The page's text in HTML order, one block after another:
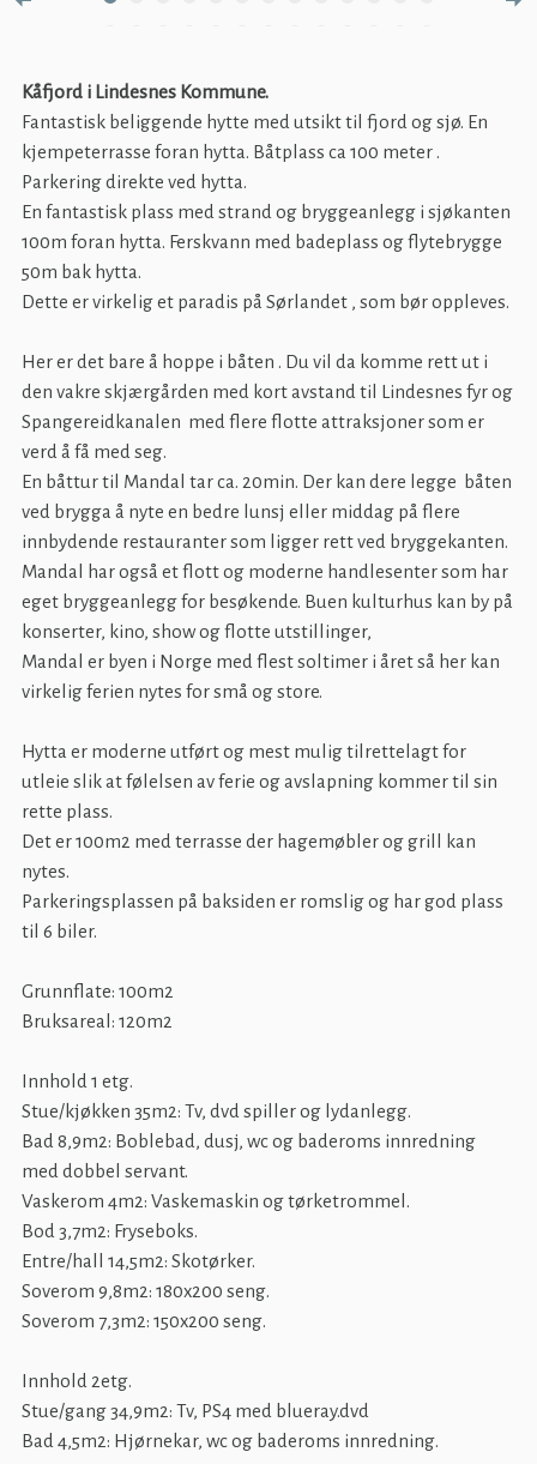
Kåfjord i Lindesnes Kommune.
Fantastisk beliggende hytte med utsikt til fjord og sjø. En
kjempeterrasse foran hytta. Båtplass ca 100 meter .
Parkering direkte ved hytta.
En fantastisk plass med strand og bryggeanlegg i sjøkanten
100m foran hytta. Ferskvann med badeplass og flytebrygge
50m bak hytta.
Dette er virkelig et paradis på Sørlandet , som bør oppleves.
Her er det bare å hoppe i båten . Du vil da komme rett ut i
den vakre skjærgården med kort avstand til Lindesnes fyr og
Spangereidkanalen med flere flotte attraksjoner som er
verd å få med seg.
En båttur til Mandal tar ca. 20min. Der kan dere legge båten
ved brygga å nyte en bedre lunsj eller middag på flere
innbydende restauranter som ligger rett ved bryggekanten.
Mandal har også et flott og moderne handlesenter som har
eget bryggeanlegg for besøkende. Buen kulturhus kan by på
konserter, kino, show og flotte utstillinger,
Mandal er byen i Norge med flest soltimer i året så her kan
virkelig ferien nytes for små og store.
Hytta er moderne utført og mest mulig tilrettelagt for
utleie slik at følelsen av ferie og avslapning kommer til sin
rette plass.
Det er 100m2 med terrasse der hagemøbler og grill kan
nytes.
Parkeringsplassen på baksiden er romslig og har god plass
til 6 biler.
Grunnflate: 100m2
Bruksareal: 120m2
Innhold 1 etg.
Stue/kjøkken 35m2: Tv, dvd spiller og lydanlegg.
Bad 8,9m2: Boblebad, dusj, wc og baderoms innredning
med dobbel servant.
Vaskerom 4m2: Vaskemaskin og tørketrommel.
Bod 3,7m2: Fryseboks.
Entre/hall 14,5m2: Skotørker.
Soverom 9,8m2: 180x200 seng.
Soverom 7,3m2: 150x200 seng.
Innhold 2etg.
Stue/gang 34,9m2: Tv, PS4 med blueray.dvd
Bad 4,5m2: Hjørnekar, wc og baderoms innredning.